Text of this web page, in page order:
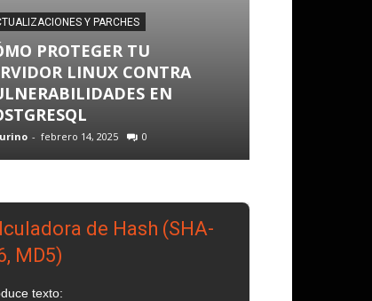
Y PARCHES
PROTEGER TU
LINUX CONTRA
EN
- febrero 14, 2025 0
de Hash (SHA-
MD5)
texto: